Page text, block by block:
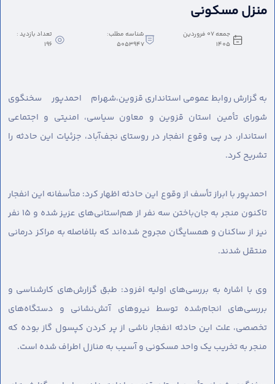
منزل مسکونی
جمعه 07 فروردین
1405
شناسه مطلب:
5053947
تعداد بازدید :
196
به گزارش روابط عمومی استانداری قزوین،شهرام احمدپور سخنگوی
شورای تأمین استان قزوین و معاون سیاسی، امنیتی و اجتماعی
استاندار، در پی وقوع انفجار در روستای نجف‌آباد، جزئیات این حادثه را
تشریح کرد.
احمدپور با ابراز تأسف از وقوع این حادثه اظهار کرد: متأسفانه این انفجار
تاکنون منجر به جان‌باختن سه نفر از هم‌استانی‌های عزیز شده و ۱۵ نفر
نیز از ساکنان و همسایگان مجروح شده‌اند که بلافاصله به مراکز درمانی
منتقل شدند.
وی با اشاره به بررسی‌های اولیه افزود: طبق گزارش‌های کارشناسی و
بررسی‌های انجام‌شده توسط نیروهای آتش‌نشانی و دستگاه‌های
تخصصی، علت این حادثه انفجار ناشی از پر کردن کپسول گاز بوده که
منجر به تخریب یک واحد مسکونی و آسیب به منازل اطراف شده است.